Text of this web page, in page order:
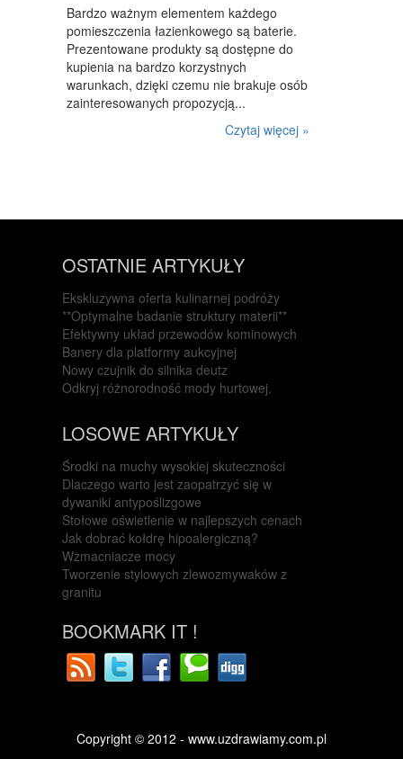
Bardzo ważnym elementem każdego
pomieszczenia łazienkowego są baterie.
Prezentowane produkty są dostępne do
kupienia na bardzo korzystnych
warunkach, dzięki czemu nie brakuje osób
zainteresowanych propozycją...
Czytaj więcej »
OSTATNIE ARTYKUŁY
Ekskluzywna oferta kulinarnej podróży
**Optymalne badanie struktury materii**
Efektywny układ przewodów kominowych
Banery dla platformy aukcyjnej
Nowy czujnik do silnika deutz
Odkryj różnorodność mody hurtowej.
LOSOWE ARTYKUŁY
Środki na muchy wysokiej skuteczności
Dlaczego warto jest zaopatrzyć się w
dywaniki antypoślizgowe
Stołowe oświetlenie w najlepszych cenach
Jak dobrać kołdrę hipoalergiczną?
Wzmacniacze mocy
Tworzenie stylowych zlewozmywaków z
granitu
BOOKMARK IT !
Copyright © 2012 - www.uzdrawiamy.com.pl